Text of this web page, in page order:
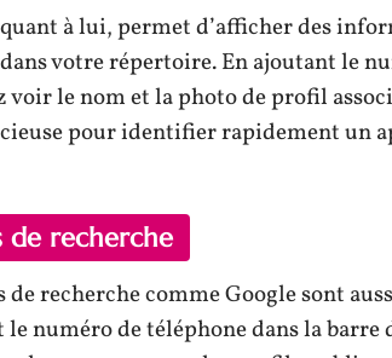
à lui, permet d’afficher des
votre répertoire. En ajoutant le
voir le nom et la photo de profil
pour identifier rapidement un
de recherche
de recherche comme Google sont
numéro de téléphone dans la barre